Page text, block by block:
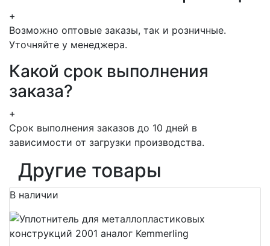
+
Возможно оптовые заказы, так и розничные.
Уточняйте у менеджера.
Какой срок выполнения
заказа?
+
Срок выполнения заказов до 10 дней в
зависимости от загрузки производства.
Другие товары
В наличии